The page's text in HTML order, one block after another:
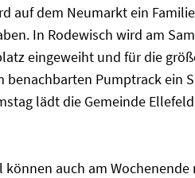
auf dem Neumarkt ein
In Rodewisch wird am
eingeweiht und für die
Pumptrack ein
lädt die Gemeinde
auch am Wochenende